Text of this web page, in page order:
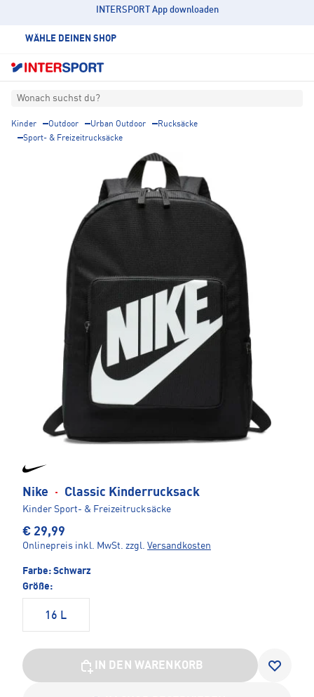
INTERSPORT App downloaden
WÄHLE DEINEN SHOP
Wonach suchst du?
Kinder Outdoor Urban Outdoor
Rucksäcke
Sport- & Freizeitrucksäcke
Nike · Classic Kinderrucksack
Kinder Sport- & Freizeitrucksäcke
€ 29,99
Onlinepreis inkl. MwSt. zzgl. Versandkosten
Farbe: Schwarz
Größe:
16 L
IN DEN WARENKORB